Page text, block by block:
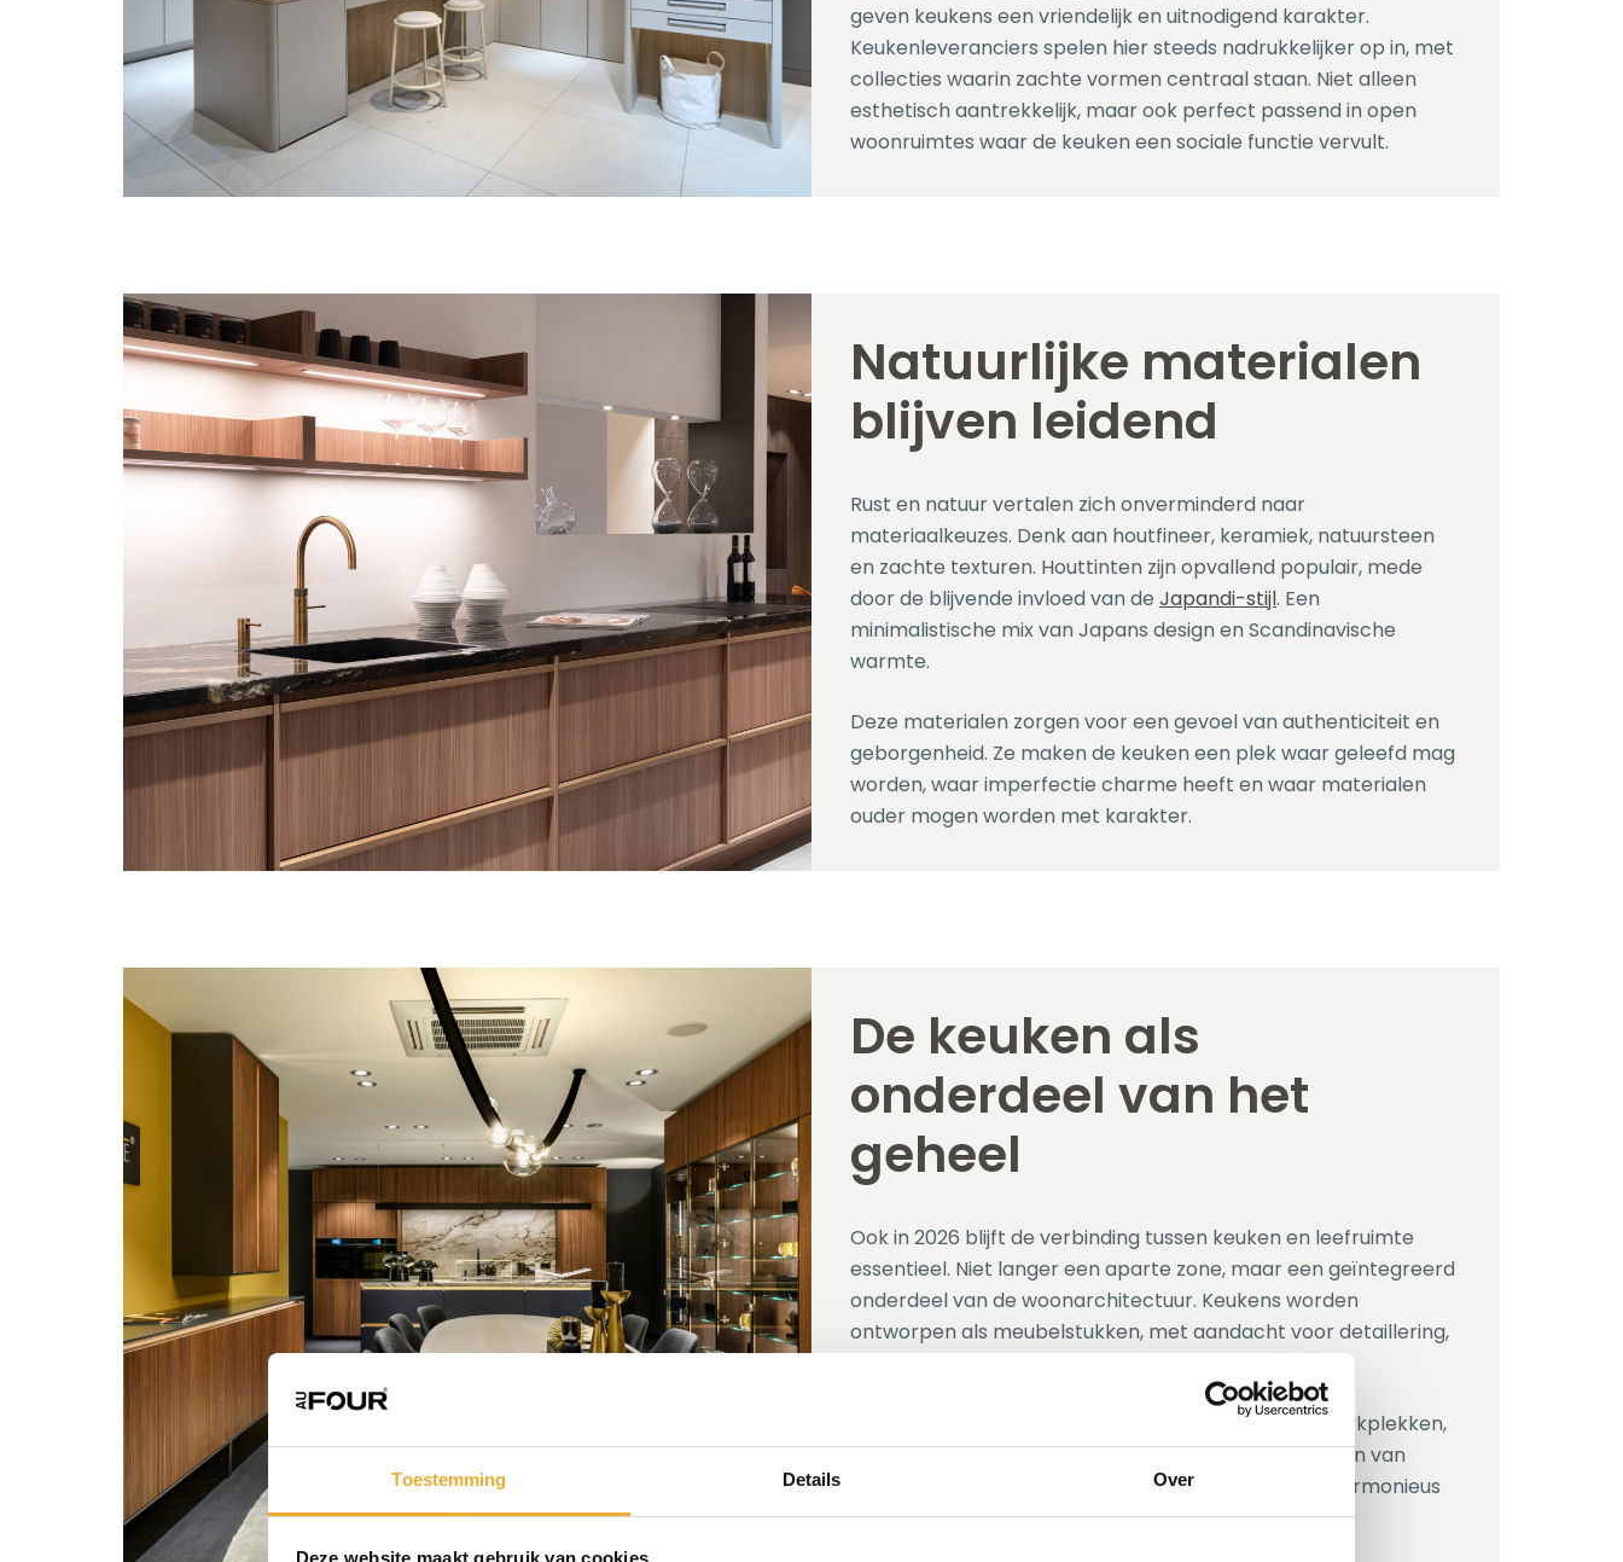
Toestemming Details Over
geven keukens een vriendelijk en uitnodigend karakter.
Keukenleveranciers spelen hier steeds nadrukkelijker op in, met
collecties waarin zachte vormen centraal staan. Niet alleen
esthetisch aantrekkelijk, maar ook perfect passend in open
woonruimtes waar de keuken een sociale functie vervult.
Natuurlijke materialen
blijven leidend
Rust en natuur vertalen zich onverminderd naar
materiaalkeuzes. Denk aan houtfineer, keramiek, natuursteen
en zachte texturen. Houttinten zijn opvallend populair, mede
door de blijvende invloed van de Japandi-stijl. Een
minimalistische mix van Japans design en Scandinavische
warmte.
Deze materialen zorgen voor een gevoel van authenticiteit en
geborgenheid. Ze maken de keuken een plek waar geleefd mag
worden, waar imperfectie charme heeft en waar materialen
ouder mogen worden met karakter.
De keuken als
onderdeel van het
geheel
Ook in 2026 blijft de verbinding tussen keuken en leefruimte
essentieel. Niet langer een aparte zone, maar een geïntegreerd
onderdeel van de woonarchitectuur. Keukens worden
ontworpen als meubelstukken, met aandacht voor detaillering,
Kasten worden wandpanelen, barbladen worden werkplekken,
en verlichting speelt een belangrijke rol in het creëren van
zones binnen één open ruimte. Het resultaat? Een harmonieus
geheel waarin functie en vorm samenvallen.